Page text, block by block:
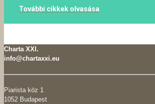
További cikkek olvasása
Charta XXI.
info@chartaxxi.eu
Piarista köz 1
1052 Budapest